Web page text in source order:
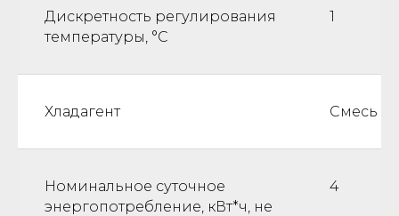
Дискретность регулирования
температуры, °С
1
Хладагент Смесь
Номинальное суточное
энергопотребление, кВт*ч, не
4